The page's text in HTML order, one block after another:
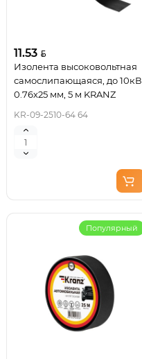
11.53
Изолента высоковольтная
самослипающаяся, до 10кВ,
0.76х25 мм, 5 м KRANZ
KR-09-2510-64 64
Популярный